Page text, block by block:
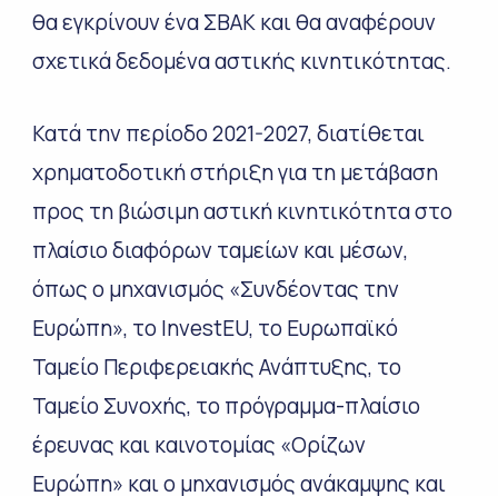
θα εγκρίνουν ένα ΣΒΑΚ και θα αναφέρουν
σχετικά δεδομένα αστικής κινητικότητας.
Κατά την περίοδο 2021-2027, διατίθεται
χρηματοδοτική στήριξη για τη μετάβαση
προς τη βιώσιμη αστική κινητικότητα στο
πλαίσιο διαφόρων ταμείων και μέσων,
όπως ο μηχανισμός «Συνδέοντας την
Ευρώπη», το InvestEU, το Ευρωπαϊκό
Ταμείο Περιφερειακής Ανάπτυξης, το
Ταμείο Συνοχής, το πρόγραμμα-πλαίσιο
έρευνας και καινοτομίας «Ορίζων
Ευρώπη» και ο μηχανισμός ανάκαμψης και